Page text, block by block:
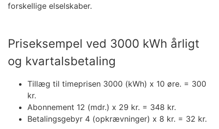
forskellige elselskaber.
Priseksempel ved 3000 kWh årligt
og kvartalsbetaling
Tillæg til timeprisen 3000 (kWh) x 10 øre. = 300
kr.
Abonnement 12 (mdr.) x 29 kr. = 348 kr.
Betalingsgebyr 4 (opkrævninger) x 8 kr. = 32 kr.